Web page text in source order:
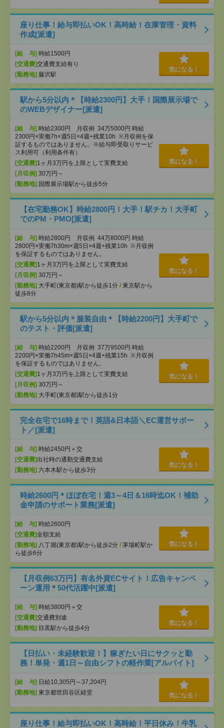
座り仕事！給与即払いOK！高時給！在庫管理・資料
作成[派遣]
[給 与] 時給1500円
[交通費]交通費支給有り
[勤務地] 藤沢駅
気になる！
駅から5分以内＊【時給2300円】大手！国際展示場で
のWEBデザイナー[派遣]
[給 与] 時給2300円 月収例 34万5000円 時給
2300円×実働7h×週5日×4週+残業10h ※月収例を保
証するものではありません。※給与即受取りサービ
ス利用可（利用条件有）
[交通費] 1ヶ月3万円を上限として実費支給
[月収例] 30万円～
[勤務地] 国際展示場駅から徒歩5分
気になる！
【在宅勤務OK】時給2800円！大手！駅チカ！大手町
でのPM・PMO[派遣]
[給 与] 時給2800円 月収例 44万8000円 時給
2800円×実働7h30m×週5日×4週+残業10h ※月収例
を保証するものではありません。
[交通費] 1ヶ月3万円を上限として実費支給
[月収例] 30万円～
[勤務地] 大手町(東京都)駅から徒歩1分 / 東京駅から
徒歩8分
気になる！
駅から5分以内＊服装自由＊【時給2200円】大手町で
のテスト・評価[派遣]
[給 与] 時給2200円 月収例 37万9500円 時給
2200円×実働7h45m×週5日×4週+残業15h ※月収例
を保証するものではありません。
[交通費] 1ヶ月3万円を上限として実費支給
[月収例] 30万円～
[勤務地] 大手町(東京都)駅から徒歩1分
気になる！
完全在宅で16時まで！英語&日本語＼EC運営サポー
ト／[派遣]
[給 与] 時給2450円＋交
[交通費]出社時の通勤交通費支給
[勤務地] 六本木駅から徒歩3分
気になる！
時給2600円＊ほぼ在宅！週3～4日＆16時迄OK！補助
金申請のサポート業務[派遣]
[給 与] 時給2600円
[交通費]全額支給
[勤務地] 八丁堀(東京都)駅から徒歩2分 / 茅場町駅か
ら徒歩6分
気になる！
【月収例63万円】有名外資ECサイト！広告キャンペ
ーン運用＊50代活躍中[派遣]
[給 与] 時給3800円＋交
[交通費]交通費別途
[勤務地] 目黒駅から徒歩4分
気になる！
【日払い・未経験歓迎！】稼ぎたい日にサクッと勤
務！単発・週1日～自由シフトの軽作業[アルバイト]
[給 与] 日給10,305円～37,204円
[勤務地] 東京都世田谷区経堂 気になる！
座り仕事！給与即払いOK！高時給！平日休み！牛乳